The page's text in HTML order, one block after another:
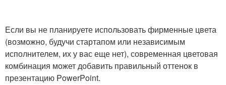
Если вы не планируете использовать фирменные цвета
(возможно, будучи стартапом или независимым
исполнителем, их у вас еще нет), современная цветовая
комбинация может добавить правильный оттенок в
презентацию PowerPoint.